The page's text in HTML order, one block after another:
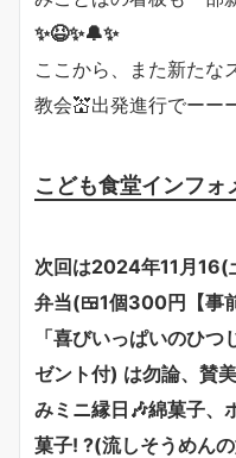
✨😆✨🔔✨
ここから、また新たな
教会💒出発進行でーー
こども食堂インフォ
次回は2024年11月16(
弁当(🍱1個300円【事
「喜びいっぱいのひ
ゼント付) は勿論、賛
みミニ縁日🎶綿菓子、
菓子! ?(流しそうめん